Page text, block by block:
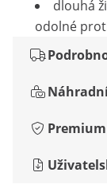
dlouhá
odolné